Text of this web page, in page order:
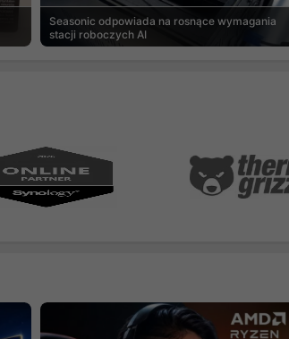
Seasonic odpowiada na rosnące wymagania
stacji roboczych AI